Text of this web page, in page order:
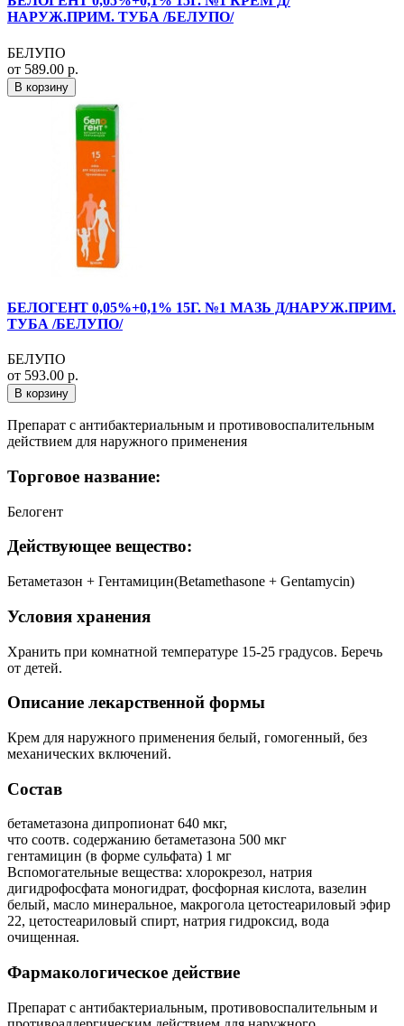
НАРУЖ.ПРИМ. ТУБА /БЕЛУПО/
БЕЛУПО
от 589.00 р.
В корзину
БЕЛОГЕНТ 0,05%+0,1% 15Г. №1 МАЗЬ Д/НАРУЖ.ПРИМ.
ТУБА /БЕЛУПО/
БЕЛУПО
от 593.00 р.
В корзину
Препарат с антибактериальным и противовоспалительным
действием для наружного применения
Торговое название:
Белогент
Действующее вещество:
Бетаметазон + Гентамицин(Betamethasone + Gentamycin)
Условия хранения
Хранить при комнатной температуре 15-25 градусов. Беречь
от детей.
Описание лекарственной формы
Крем для наружного применения белый, гомогенный, без
механических включений.
Состав
бетаметазона дипропионат 640 мкг,
что соотв. содержанию бетаметазона 500 мкг
гентамицин (в форме сульфата) 1 мг
Вспомогательные вещества: хлорокрезол, натрия
дигидрофосфата моногидрат, фосфорная кислота, вазелин
белый, масло минеральное, макрогола цетостеариловый эфир
22, цетостеариловый спирт, натрия гидроксид, вода
очищенная.
Фармакологическое действие
Препарат с антибактериальным, противовоспалительным и